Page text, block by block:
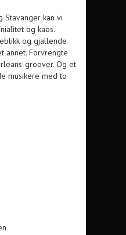
Stavanger kan vi
og kaos.
og gjallende
annet. Forvrengte
groover. Og et
musikere med to